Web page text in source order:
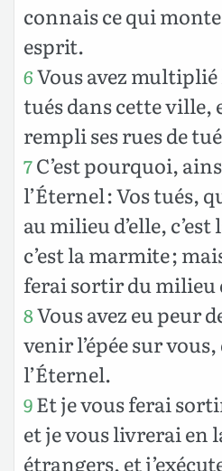
connais ce qui
esprit.
6Vous avez
tués dans cette ville,
rempli ses rues de
7C’est pourquoi,
l’Éternel : Vos tués,
au milieu d’elle,
c’est la marmite ;
ferai sortir du milieu
8Vous avez eu peur
venir l’épée sur
l’Éternel.
9Et je vous ferai
et je vous livrerai en
étrangers, et